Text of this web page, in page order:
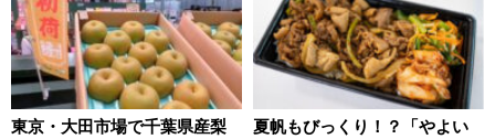
東京・大田市場で千葉県産梨
夏帆もびっくり！？「やよい